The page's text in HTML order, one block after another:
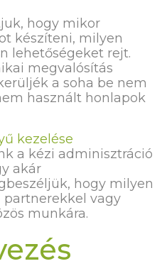
hogy mikor
készíteni, milyen
lehetőségeket rejt.
megvalósítás
a soha be nem
használt honlapok
kezelése
a kézi adminisztráció
akár
hogy milyen
partnerekkel vagy
munkára.